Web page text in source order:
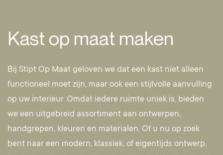
Kast op maat maken
Bij Stipt Op Maat geloven we dat een kast niet alleen
functioneel moet zijn, maar ook een stijlvolle aanvulling
op uw interieur. Omdat iedere ruimte uniek is, bieden
we een uitgebreid assortiment aan ontwerpen,
handgrepen, kleuren en materialen. Of u nu op zoek
bent naar een modern, klassiek, of eigentijds ontwerp,